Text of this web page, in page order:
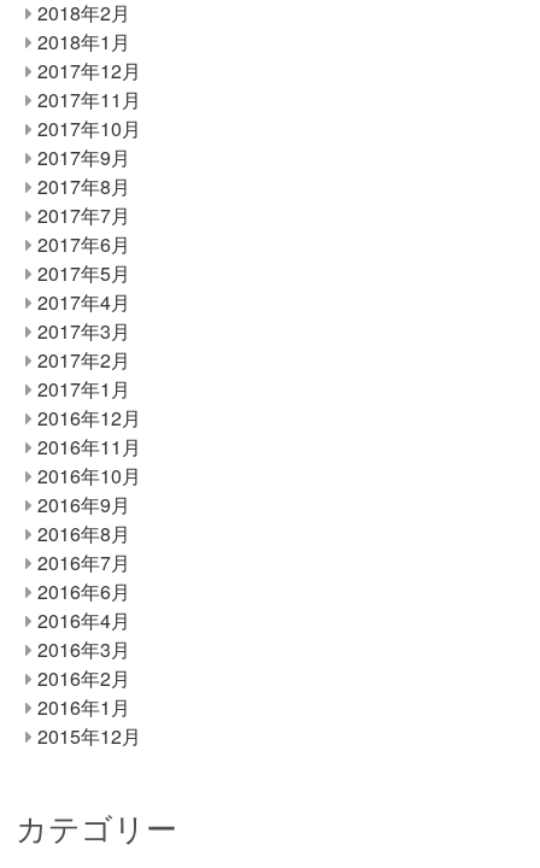
2018年2月
2018年1月
2017年12月
2017年11月
2017年10月
2017年9月
2017年8月
2017年7月
2017年6月
2017年5月
2017年4月
2017年3月
2017年2月
2017年1月
2016年12月
2016年11月
2016年10月
2016年9月
2016年8月
2016年7月
2016年6月
2016年4月
2016年3月
2016年2月
2016年1月
2015年12月
カテゴリー